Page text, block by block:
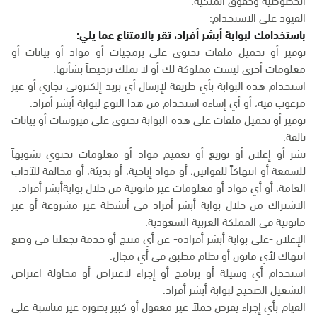
القيود على الاستخدام:
باستخدامك لبوابة أبشر أفراد، تقر بالامتناع عما يلي:
توفير أو تحميل ملفات تحتوى على برمجيات أو مواد أو بيانات أو
معلومات أخرى ليست مملوكة لك أو لا تملك ترخيصاً بشأنها.
استخدام هذه البوابة بأي طريقة لإرسال أي بريد إلكتروني تجاري أو غير
مرغوب فيه، أو أي إساءة استخدام من هذا النوع لبوابة أبشر أفراد.
توفير أو تحميل ملفات على هذه البوابة تحتوى على فيروسات أو بيانات
تالفة.
نشر أو إعلان أو توزيع أو تعميم مواد أو معلومات تحتوي تشويهاً
للسمعة أو انتهاكاً للقوانين، أو مواد إباحية، أو بذيئة، أو مخالفة للآداب
العامة، أو أي مواد أو معلومات غير قانونية من خلال بوابةأبشر أفراد.
الاشتراك من خلال بوابة أبشر أفراد في أنشطة غير مشروعة أو غير
قانونية في المملكة العربية السعودية.
الإعلان -على بوابة أبشر أفرادة- عن أي منتج أو خدمة تجعلنا في وضع
انتهاك لأي قانون أو نظام مطبق في أي مجال.
استخدام أي وسيلة أو برنامج أو إجراء لاعتراض أو محاولة اعتراض
التشغيل الصحيح لبوابة أبشر أفراد.
القيام بأي إجراء يفرض حملاً غير معقول أو كبير بصورة غير مناسبة على